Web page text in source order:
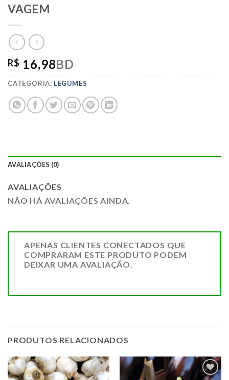
VAGEM
R$ 16,98BD
CATEGORIA: LEGUMES
AVALIAÇÕES (0)
AVALIAÇÕES
NÃO HÁ AVALIAÇÕES AINDA.
APENAS CLIENTES CONECTADOS QUE
COMPRARAM ESTE PRODUTO PODEM
DEIXAR UMA AVALIAÇÃO.
PRODUTOS RELACIONADOS